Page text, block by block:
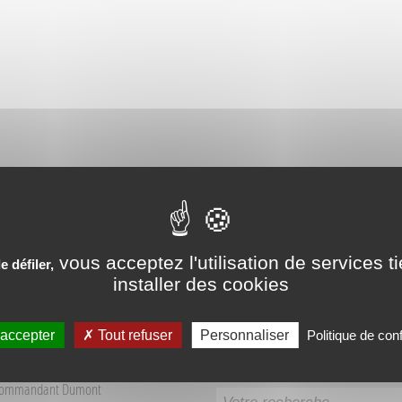
VÉCUES AUX
Dumont
défiler, vous acceptez l'utilisation de services
installer des cookies
Tout refuser Personnaliser Politique de